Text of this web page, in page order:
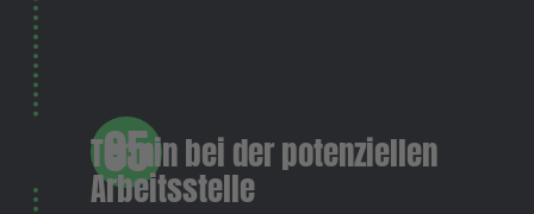
Termin bei der potenziellen
Arbeitsstelle